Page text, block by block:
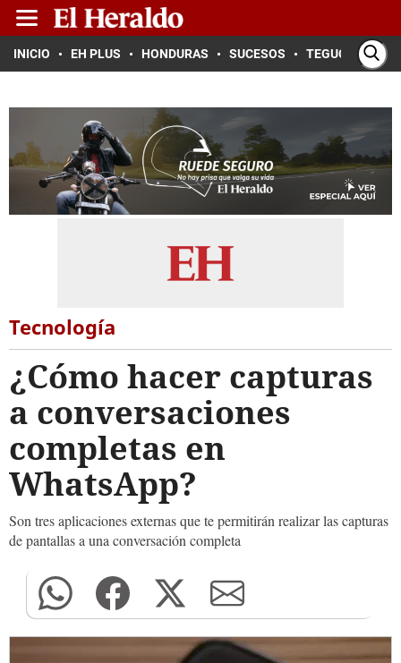
INICIO EH PLUS HONDURAS SUCESOS TEGUCIGALPA
Tecnología
¿Cómo hacer capturas
a conversaciones
completas en
WhatsApp?
Son tres aplicaciones externas que te permitirán realizar las capturas
de pantallas a una conversación completa